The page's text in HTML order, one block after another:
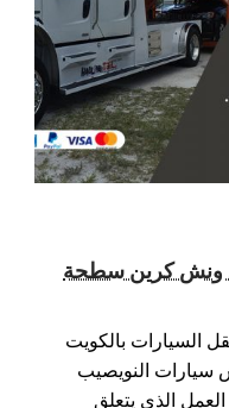
النويصيب / 65557275 / ونش كرين سطحة
السيارات بالكويت
النويصيب
الذي يتعلق